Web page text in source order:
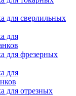
для сверлильных
для
для фрезерных
для
для отрезных